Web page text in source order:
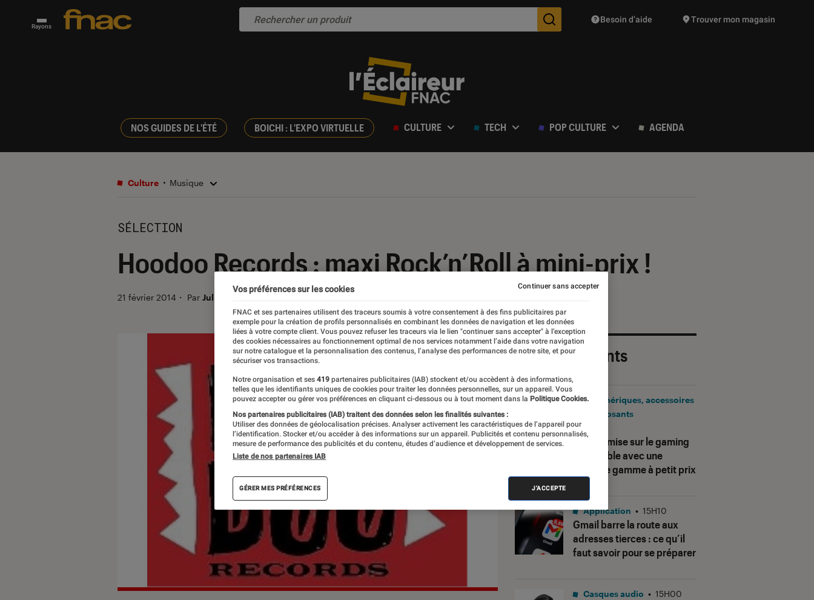
Rayons Des suggestions de produits vont vous être proposées
Besoin d’aide Trouver mon magasin
NOS GUIDES DE L'ÉTÉ BOICHI : L'EXPO VIRTUELLE CULTURE TECH POP CULTURE AGENDA
Culture Musique
SÉLECTION
Hoodoo Records : maxi Rock’n’Roll à mini-prix !
21 février 2014 ・ Par Julien D.
Les plus récents
Corsair mise sur le gaming
accessible avec une
nouvelle gamme à petit prix
Périphériques, accessoires
et composants
•
Gmail barre la route aux
adresses tierces : ce qu’il
faut savoir pour se préparer
Application • 15H10
Casques audio • 15H00
Vos préférences sur les cookies
FNAC et ses partenaires utilisent des traceurs soumis à votre consentement à des fins publicitaires par
exemple pour la création de profils personnalisés en combinant les données de navigation et les données
liées à votre compte client. Vous pouvez refuser les traceurs via le lien "continuer sans accepter" à l’exception
des cookies nécessaires au fonctionnement optimal de nos services notamment l’aide dans votre navigation
sur notre catalogue et la personnalisation des contenus, l’analyse des performances de notre site, et pour
sécuriser vos transactions.
Notre organisation et ses 419 partenaires publicitaires (IAB) stockent et/ou accèdent à des informations,
telles que les identifiants uniques de cookies pour traiter les données personnelles, sur un appareil. Vous
pouvez accepter ou gérer vos préférences en cliquant ci-dessous ou à tout moment dans la Politique Cookies.
Nos partenaires publicitaires (IAB) traitent des données selon les finalités suivantes :
Utiliser des données de géolocalisation précises. Analyser activement les caractéristiques de l’appareil pour
l’identification. Stocker et/ou accéder à des informations sur un appareil. Publicités et contenu personnalisés,
mesure de performance des publicités et du contenu, études d’audience et développement de services.
Liste de nos partenaires IAB
GÉRER MES PRÉFÉRENCES J'ACCEPTE
Continuer sans accepter